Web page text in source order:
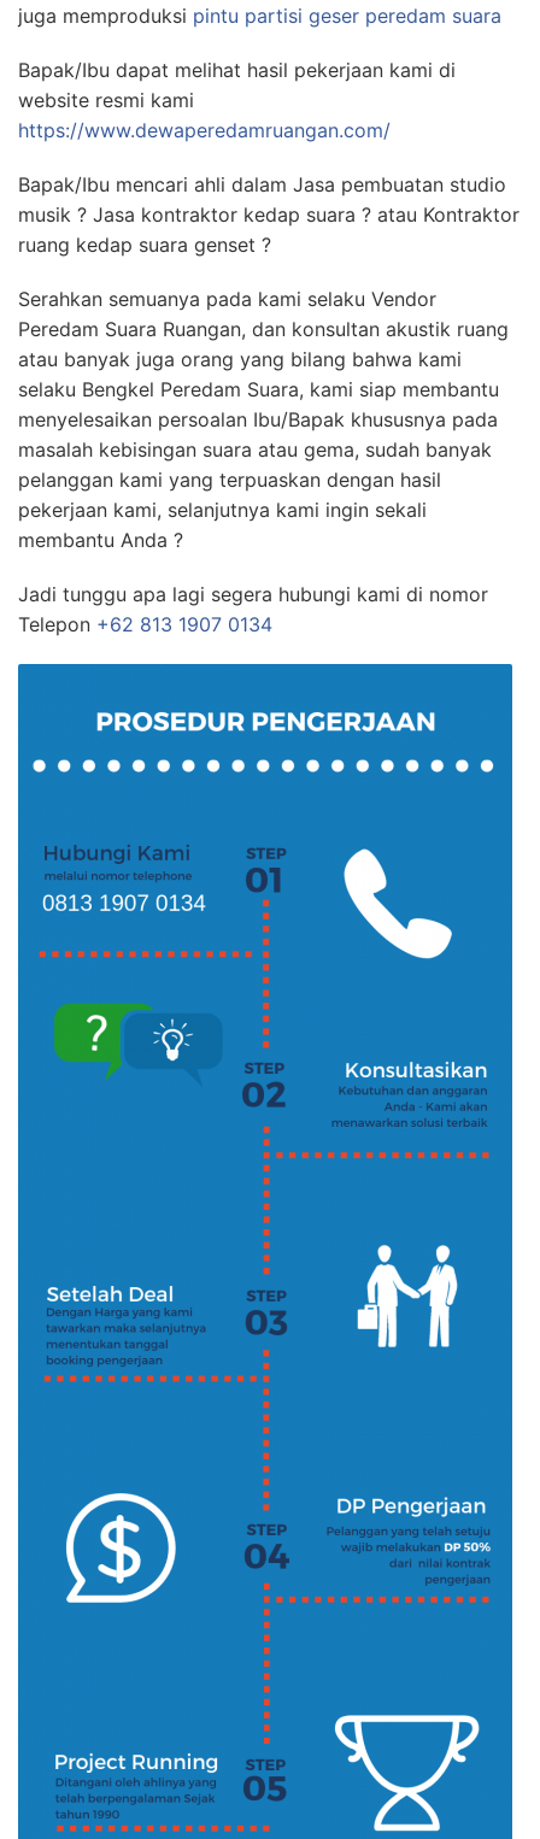
juga memproduksi pintu partisi geser peredam suara
Bapak/Ibu dapat melihat hasil pekerjaan kami di
website resmi kami
https://www.dewaperedamruangan.com/
Bapak/Ibu mencari ahli dalam Jasa pembuatan studio
musik ? Jasa kontraktor kedap suara ? atau Kontraktor
ruang kedap suara genset ?
Serahkan semuanya pada kami selaku Vendor
Peredam Suara Ruangan, dan konsultan akustik ruang
atau banyak juga orang yang bilang bahwa kami
selaku Bengkel Peredam Suara, kami siap membantu
menyelesaikan persoalan Ibu/Bapak khususnya pada
masalah kebisingan suara atau gema, sudah banyak
pelanggan kami yang terpuaskan dengan hasil
pekerjaan kami, selanjutnya kami ingin sekali
membantu Anda ?
Jadi tunggu apa lagi segera hubungi kami di nomor
Telepon +62 813 1907 0134